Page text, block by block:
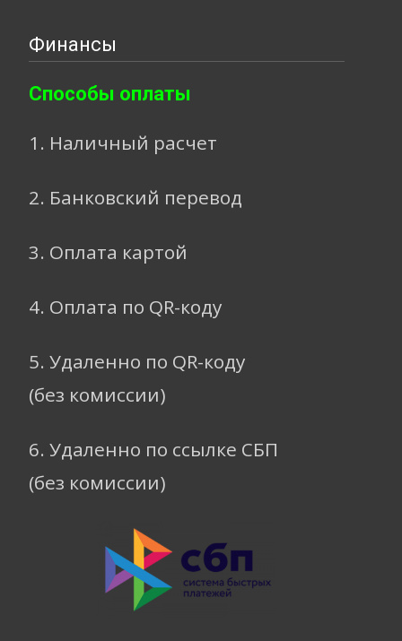
Финансы
Способы оплаты
1. Наличный расчет
2. Банковский перевод
3. Оплата картой
4. Оплата по QR-коду
5. Удаленно по QR-коду
(без комиссии)
6. Удаленно по ссылке СБП
(без комиссии)